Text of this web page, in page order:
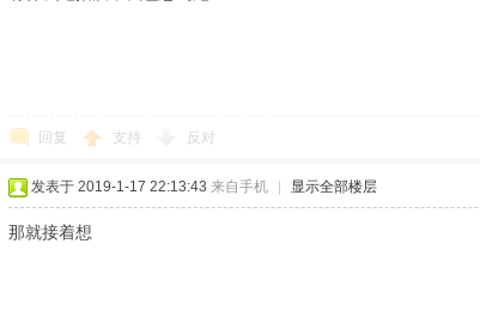
回复 支持 反对
发表于 2019-1-17 22:13:43 来自手机 显示全部楼层
那就接着想